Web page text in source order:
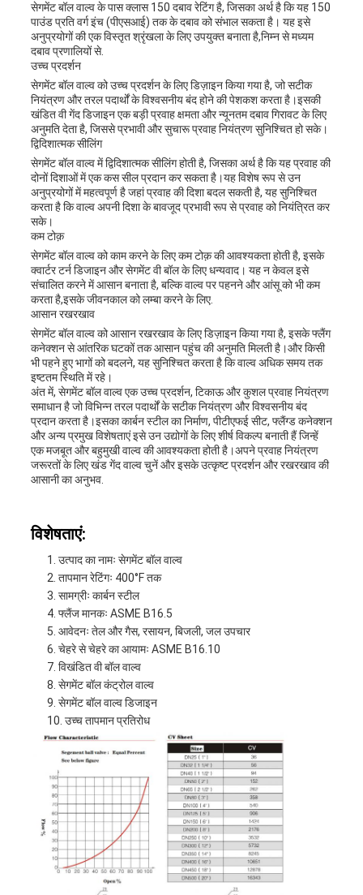
सेगमेंट बॉल वाल्व के पास क्लास 150 दबाव रेटिंग है, जिसका अर्थ है कि यह 150
पाउंड प्रति वर्ग इंच (पीएसआई) तक के दबाव को संभाल सकता है। यह इसे
अनुप्रयोगों की एक विस्तृत श्रृंखला के लिए उपयुक्त बनाता है,निम्न से मध्यम
दबाव प्रणालियों से.
उच्च प्रदर्शन
सेगमेंट बॉल वाल्व को उच्च प्रदर्शन के लिए डिज़ाइन किया गया है, जो सटीक
नियंत्रण और तरल पदार्थों के विश्वसनीय बंद होने की पेशकश करता है।इसकी
खंडित वी गेंद डिजाइन एक बड़ी प्रवाह क्षमता और न्यूनतम दबाव गिरावट के लिए
अनुमति देता है, जिससे प्रभावी और सुचारू प्रवाह नियंत्रण सुनिश्चित हो सके।
द्विदिशात्मक सीलिंग
सेगमेंट बॉल वाल्व में द्विदिशात्मक सीलिंग होती है, जिसका अर्थ है कि यह प्रवाह की
दोनों दिशाओं में एक कस सील प्रदान कर सकता है।यह विशेष रूप से उन
अनुप्रयोगों में महत्वपूर्ण है जहां प्रवाह की दिशा बदल सकती है, यह सुनिश्चित
करता है कि वाल्व अपनी दिशा के बावजूद प्रभावी रूप से प्रवाह को नियंत्रित कर
सके।
कम टोक़
सेगमेंट बॉल वाल्व को काम करने के लिए कम टोक़ की आवश्यकता होती है, इसके
क्वार्टर टर्न डिजाइन और सेगमेंट वी बॉल के लिए धन्यवाद। यह न केवल इसे
संचालित करने में आसान बनाता है, बल्कि वाल्व पर पहनने और आंसू को भी कम
करता है,इसके जीवनकाल को लम्बा करने के लिए.
आसान रखरखाव
सेगमेंट बॉल वाल्व को आसान रखरखाव के लिए डिज़ाइन किया गया है, इसके फ्लैंग
कनेक्शन से आंतरिक घटकों तक आसान पहुंच की अनुमति मिलती है।और किसी
भी पहने हुए भागों को बदलने, यह सुनिश्चित करता है कि वाल्व अधिक समय तक
इष्टतम स्थिति में रहे।
अंत में, सेगमेंट बॉल वाल्व एक उच्च प्रदर्शन, टिकाऊ और कुशल प्रवाह नियंत्रण
समाधान है जो विभिन्न तरल पदार्थों के सटीक नियंत्रण और विश्वसनीय बंद
प्रदान करता है।इसका कार्बन स्टील का निर्माण, पीटीएफई सीट, फ्लैंग्ड कनेक्शन
और अन्य प्रमुख विशेषताएं इसे उन उद्योगों के लिए शीर्ष विकल्प बनाती हैं जिन्हें
एक मजबूत और बहुमुखी वाल्व की आवश्यकता होती है।अपने प्रवाह नियंत्रण
जरूरतों के लिए खंड गेंद वाल्व चुनें और इसके उत्कृष्ट प्रदर्शन और रखरखाव की
आसानी का अनुभव.
विशेषताएं:
उत्पाद का नामः सेगमेंट बॉल वाल्व
तापमान रेटिंगः 400°F तक
सामग्रीः कार्बन स्टील
फ्लैंज मानकः ASME B16.5
आवेदनः तेल और गैस, रसायन, बिजली, जल उपचार
चेहरे से चेहरे का आयामः ASME B16.10
विखंडित वी बॉल वाल्व
सेगमेंट बॉल कंट्रोल वाल्व
सेगमेंट बॉल वाल्व डिजाइन
उच्च तापमान प्रतिरोध